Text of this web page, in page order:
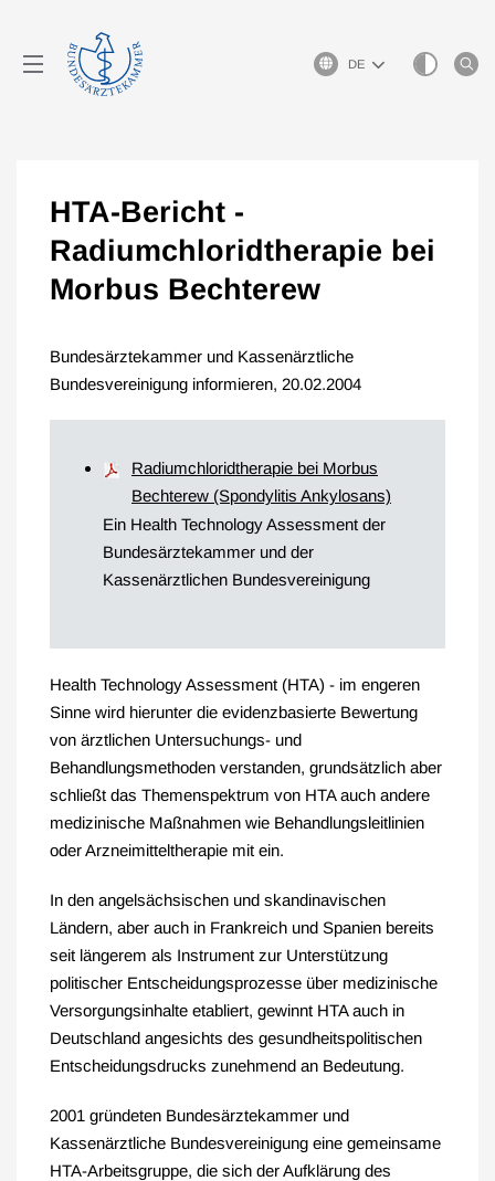
Sprachauswahl
HTA-Bericht -
Radiumchloridtherapie bei
Morbus Bechterew
Bundesärztekammer und Kassenärztliche
Bundesvereinigung informieren, 20.02.2004
Radiumchloridtherapie bei Morbus
Bechterew (Spondylitis Ankylosans)
Ein Health Technology Assessment der
Bundesärztekammer und der
Kassenärztlichen Bundesvereinigung
Health Technology Assessment (HTA) - im engeren
Sinne wird hierunter die evidenzbasierte Bewertung
von ärztlichen Untersuchungs- und
Behandlungsmethoden verstanden, grundsätzlich aber
schließt das Themenspektrum von HTA auch andere
medizinische Maßnahmen wie Behandlungsleitlinien
oder Arzneimitteltherapie mit ein.
In den angelsächsischen und skandinavischen
Ländern, aber auch in Frankreich und Spanien bereits
seit längerem als Instrument zur Unterstützung
politischer Entscheidungsprozesse über medizinische
Versorgungsinhalte etabliert, gewinnt HTA auch in
Deutschland angesichts des gesundheitspolitischen
Entscheidungsdrucks zunehmend an Bedeutung.
2001 gründeten Bundesärztekammer und
Kassenärztliche Bundesvereinigung eine gemeinsame
HTA-Arbeitsgruppe, die sich der Aufklärung des